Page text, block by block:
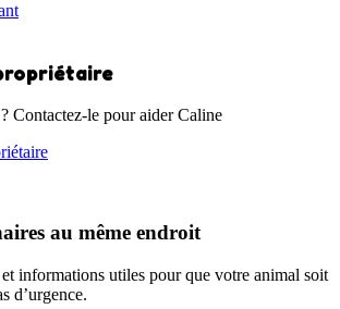
Contactez-le pour aider Caline
au même endroit
informations utiles pour que votre animal soit
d’urgence.